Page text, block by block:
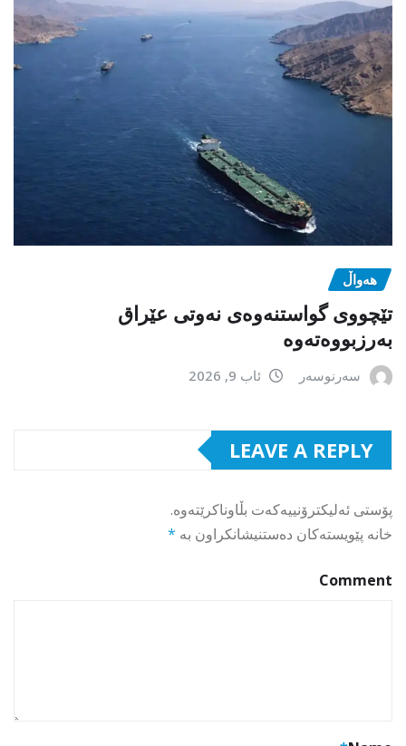
هەواڵ
تێچووی گواستنەوەی نەوتی عێراق
بەرزبووەتەوە
سەرنوسەر ئاب 9, 2026
LEAVE A REPLY
پۆستی ئەلیکترۆنییەکەت بڵاوناکرێتەوە.
خانە پێویستەکان دەستنیشانکراون بە *
Comment